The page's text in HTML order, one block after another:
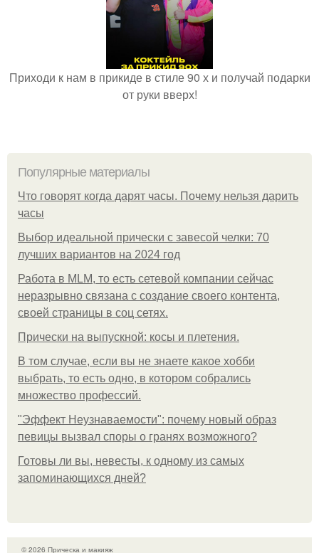
Приходи к нам в прикиде в стиле 90 х и получай подарки
от руки вверх!
Популярные материалы
Что говорят когда дарят часы. Почему нельзя дарить
часы
Выбор идеальной прически с завесой челки: 70
лучших вариантов на 2024 год
Работа в MLM, то есть сетевой компании сейчас
неразрывно связана с создание своего контента,
своей страницы в соц сетях.
Прически на выпускной: косы и плетения.
В том случае, если вы не знаете какое хобби
выбрать, то есть одно, в котором собрались
множество профессий.
"Эффект Неузнаваемости": почему новый образ
певицы вызвал споры о гранях возможного?
Готовы ли вы, невесты, к одному из самых
запоминающихся дней?
© 2026 Прическа и макияж